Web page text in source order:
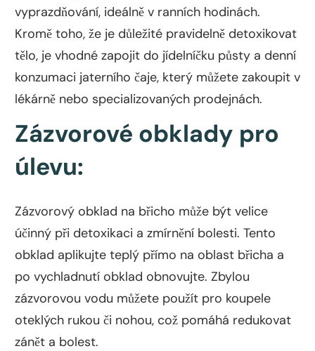
vyprazdňování, ideálně v ranních hodinách.
Kromě toho, že je důležité pravidelně detoxikovat
tělo, je vhodné zapojit do jídelníčku půsty a denní
konzumaci jaterního čaje, který můžete zakoupit v
lékárně nebo specializovaných prodejnách.
Zázvorové obklady pro
úlevu:
Zázvorový obklad na břicho může být velice
účinný při detoxikaci a zmírnění bolesti. Tento
obklad aplikujte teplý přímo na oblast břicha a
po vychladnutí obklad obnovujte. Zbylou
zázvorovou vodu můžete použít pro koupele
oteklých rukou či nohou, což pomáhá redukovat
zánět a bolest.